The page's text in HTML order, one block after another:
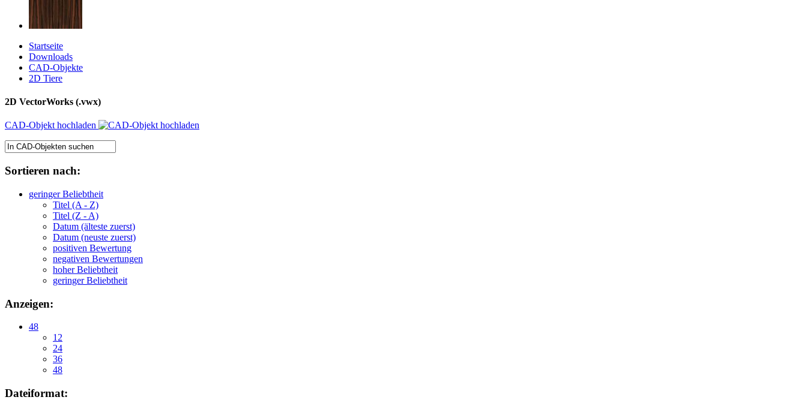
Startseite
Downloads
CAD-Objekte
2D Tiere
2D VectorWorks (.vwx)
CAD-Objekt hochladen
Sortieren nach:
geringer Beliebtheit
Titel (A - Z)
Titel (Z - A)
Datum (älteste zuerst)
Datum (neuste zuerst)
positiven Bewertung
negativen Bewertungen
hoher Beliebtheit
geringer Beliebtheit
Anzeigen:
48
12
24
36
48
Dateiformat: